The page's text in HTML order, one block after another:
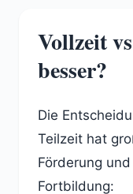
Vollzeit
besser?
Die
Teilzeit hat
Förderung
Fortbildung: